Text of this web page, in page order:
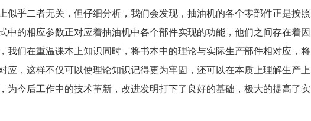
似乎二者无关，但仔细分析，我们会发现，抽油机的各个零部件正是按照
中的相应参数正对应着抽油机中各个部件实现的功能，他们之间存在着因
我们在重温课本上知识同时，将书本中的理论与实际生产部件相对应，将
应，这样不仅可以使理论知识记得更为牢固，还可以在本质上理解生产上
为今后工作中的技术革新，改进发明打下了良好的基础，极大的提高了实